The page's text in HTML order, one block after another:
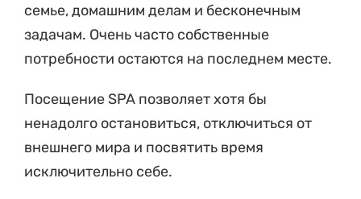
семье, домашним делам и бесконечным
задачам. Очень часто собственные
потребности остаются на последнем месте.
Посещение SPA позволяет хотя бы
ненадолго остановиться, отключиться от
внешнего мира и посвятить время
исключительно себе.